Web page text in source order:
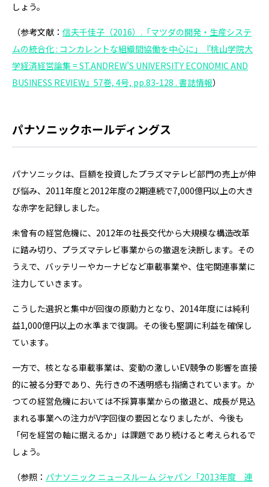
しょう。
（参考文献： 信夫千佳子（2016）.「マツダの開発・生産システ
ムの統合化 : コンカレントな組織間協働を中心に」『桃山学院大
学経済経営論集 = ST.ANDREW’S UNIVERSITY ECONOMIC AND
BUSINESS REVIEW』57巻, 4号, pp.83-128 . 書誌情報）
パナソニックホールディングス
パナソニックは、巨額を投資したプラズマテレビ部門の売上が伸
び悩み、2011年度と2012年度の2期連続で7,000億円以上の大き
な赤字を記録しました。
未曾有の経営危機に、2012年の社長交代から大規模な構造改革
に踏み切り、プラズマテレビ事業からの撤退を決断します。その
うえで、バッテリーやカーナビなど車載事業や、住宅関連事業に
注力していきます。
こうした選択と集中が回復の原動力となり、2014年度には純利
益1,000億円以上の水準まで復調。その後も堅調に利益を確保し
ています。
一方で、核となる車載事業は、変動の激しいEV競争の影響を直接
的に被る分野であり、先行きの不透明感も指摘されています。か
つての経営危機においては不採算事業からの撤退と、成長が見込
まれる事業への注力がV字回復の要因となりましたが、今後も
「何を経営の軸に据えるか」は課題であり続けると考えられるで
しょう。
（参照： パナソニック ニュースルーム ジャパン「2013年度 連